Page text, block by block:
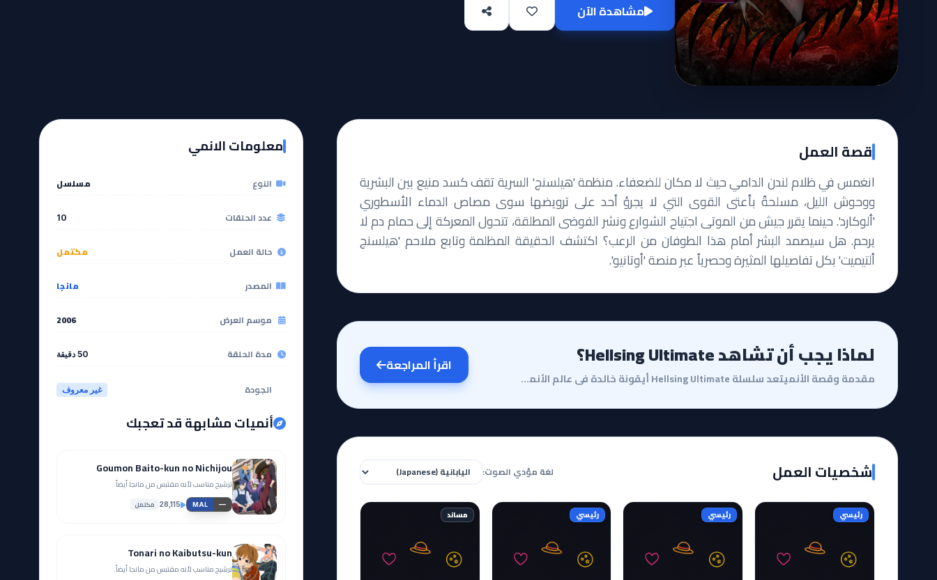
مشاهدة الآن
قصة العمل
انغمس في ظلام لندن الدامي حيث لا مكان للضعفاء. منظمة 'هيلسنج' السرية تقف كسد منيع بين البشرية
ووحوش الليل، مسلحةً بأعتى القوى التي لا يجرؤ أحد على ترويضها سوى مصاص الدماء الأسطوري
'ألوكارد'. حينما يقرر جيش من الموتى اجتياح الشوارع ونشر الفوضى المطلقة، تتحول المعركة إلى حمام دم لا
يرحم. هل سيصمد البشر أمام هذا الطوفان من الرعب؟ اكتشف الحقيقة المظلمة وتابع ملاحم 'هيلسنج
ألتيميت' بكل تفاصيلها المثيرة وحصرياً عبر منصة 'أوتانيو'.
لماذا يجب أن تشاهد Hellsing Ultimate؟
مقدمة وقصة الأنميتعد سلسلة Hellsing Ultimate أيقونة خالدة في عالم الأنمي الذي يدمج الرعب القوطي مع ا...
اقرأ المراجعة
شخصيات العمل لغة مؤدي الصوت:
رئيسي رئيسي رئيسي مساند
معلومات الانمي
النوع مسلسل
عدد الحلقات 10
حالة العمل مكتمل
المصدر مانجا
موسم العرض 2006
مدة الحلقة 50 دقيقة
الجودة غير معروف
أنميات مشابهة قد تعجبك
Goumon Baito-kun no Nichijou
ترشيح مناسب لأنه مقتبس من مانجا أيضاً.
MAL —
28,115 مكتمل
Tonari no Kaibutsu-kun
ترشيح مناسب لأنه مقتبس من مانجا أيضاً.